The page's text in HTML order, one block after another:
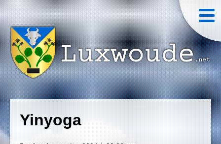
Yinyoga
»
Home
»
Welkom
Luxwoude.net
website@luxwoude.net
Plaatselijk
belang
Op